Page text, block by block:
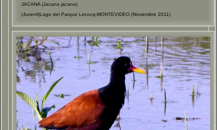
JACANA (Jacana jacana)
(Juvenil)Lago del Parque Lecocq-MONTEVIDEO (Noviembre 2011)